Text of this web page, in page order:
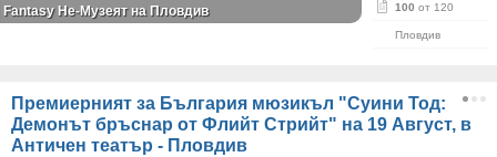
100 от 120
Пловдив
Fantasy Не-Музеят на Пловдив
Премиерният за България мюзикъл "Суини Тод:
Демонът бръснар от Флийт Стрийт" на 19 Август, в
Античен театър - Пловдив